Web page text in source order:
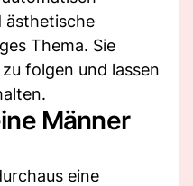
ästhetische
Thema. Sie
folgen und lassen
Männer
eine